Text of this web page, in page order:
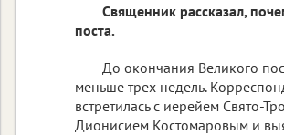
Священник рассказал,
поста.
До окончания Великого
меньше трех недель.
встретилась с иерейем Свято-
Дионисием Костомаровым и